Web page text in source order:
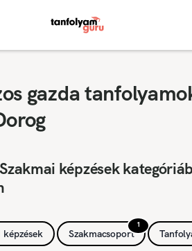
gazda
képzések
képzések
1
Szakmacsoport